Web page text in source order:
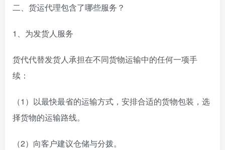
二、货运代理包含了哪些服务？
1、为发货人服务
货代代替发货人承担在不同货物运输中的任何一项手
续：
（1）以最快最省的运输方式，安排合适的货物包装，选
择货物的运输路线。
（2）向客户建议仓储与分拨。